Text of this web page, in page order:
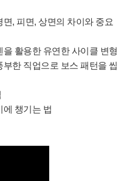
면, 피면, 상면의 차이와 중요
을 활용한 유연한 사이클 변형
부한 직업으로 보스 패턴을 씹
에 챙기는 법